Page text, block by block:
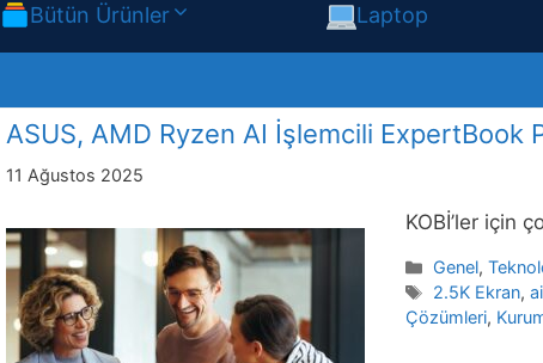
Bütün Ürünler Laptop
ASUS, AMD Ryzen AI İşlemcili ExpertBook
11 Ağustos 2025
KOBİ’ler için
Kategoriler
Genel,
Etiketler
2.5K Ekran,
Çözümleri,